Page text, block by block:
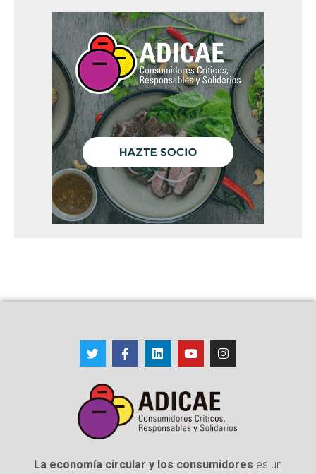
La economía circular y los consumidores es un